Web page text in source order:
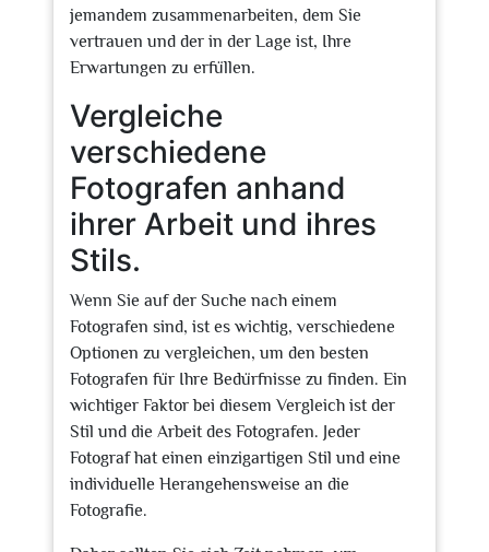
jemandem zusammenarbeiten, dem Sie
vertrauen und der in der Lage ist, Ihre
Erwartungen zu erfüllen.
Vergleiche
verschiedene
Fotografen anhand
ihrer Arbeit und ihres
Stils.
Wenn Sie auf der Suche nach einem
Fotografen sind, ist es wichtig, verschiedene
Optionen zu vergleichen, um den besten
Fotografen für Ihre Bedürfnisse zu finden. Ein
wichtiger Faktor bei diesem Vergleich ist der
Stil und die Arbeit des Fotografen. Jeder
Fotograf hat einen einzigartigen Stil und eine
individuelle Herangehensweise an die
Fotografie.